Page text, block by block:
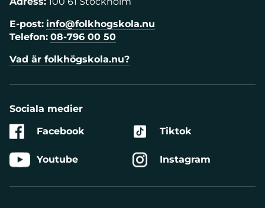
E-post: info@folkhogskola.nu
Telefon: 08-796 00 50
Vad är folkhögskola.nu?
Sociala medier
Facebook
Youtube
Tiktok
Instagram